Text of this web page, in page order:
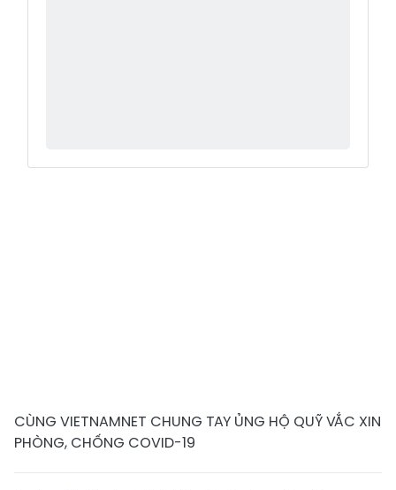
CÙNG VIETNAMNET CHUNG TAY ỦNG HỘ QUỸ VẮC XIN
PHÒNG, CHỐNG COVID-19